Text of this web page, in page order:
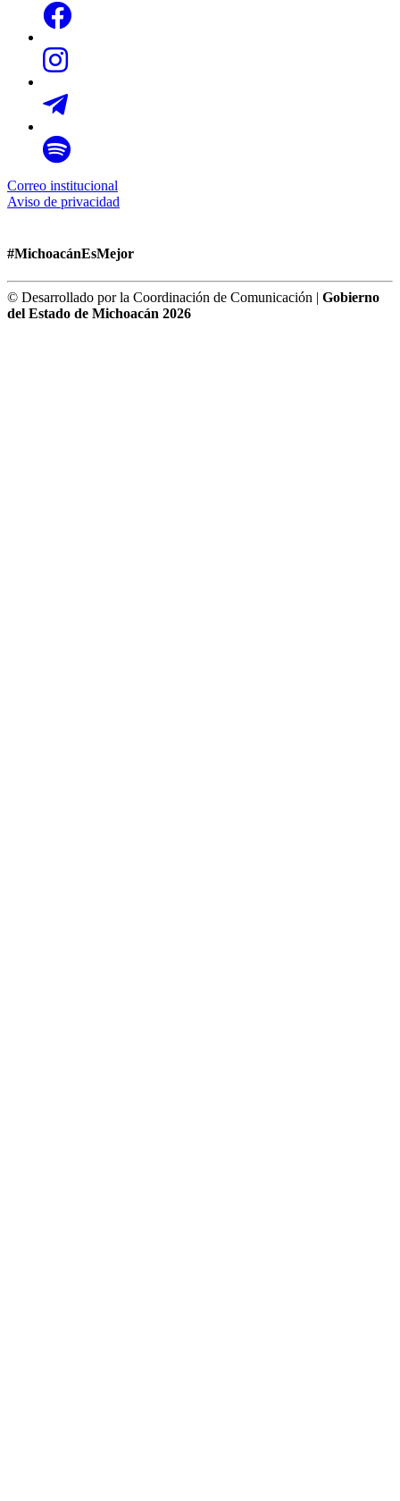
Correo institucional
Aviso de privacidad
#MichoacánEsMejor
© Desarrollado por la Coordinación de Comunicación | Gobierno
del Estado de Michoacán 2026